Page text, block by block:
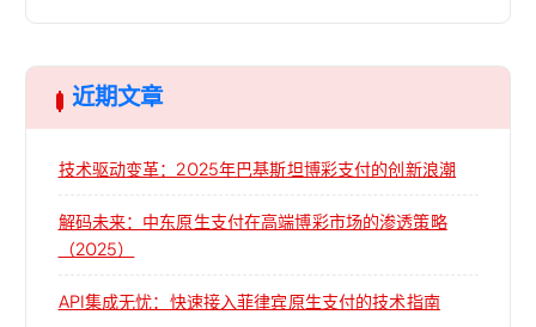
近期文章
技术驱动变革：2025年巴基斯坦博彩支付的创新浪潮
解码未来：中东原生支付在高端博彩市场的渗透策略
（2025）
API集成无忧：快速接入菲律宾原生支付的技术指南